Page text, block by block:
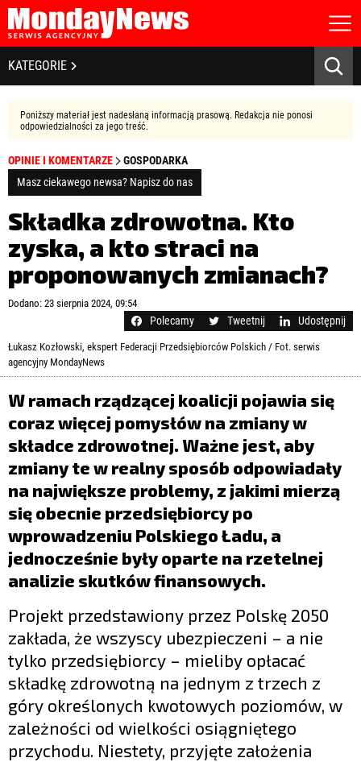
STRONA GŁÓWNA
O NAS
POLITYKA PRYWATNOŚCI
LICENCJA
KONTAKT
Zapamiętaj mnie
Zapomniałeś hasła?
zaloguj się
KATEGORIE
BIZNES I GOSPODARKA
SPOŁECZEŃSTWO
EDUKACJA
MEDIA
ZDROWIE I URODA
LIFESTYLE
OPINIE I KOMENTARZE
Poniższy materiał jest nadesłaną informacją prasową. Redakcja nie ponosi
odpowiedzialności za jego treść.
OPINIE I KOMENTARZE
GOSPODARKA
Masz ciekawego newsa? Napisz do nas
Składka zdrowotna. Kto
zyska, a kto straci na
proponowanych zmianach?
Dodano: 23 sierpnia 2024, 09:54
Polecamy Tweetnij Udostępnij
Łukasz Kozłowski, ekspert Federacji Przedsiębiorców Polskich / Fot. serwis
agencyjny MondayNews
W ramach rządzącej koalicji pojawia się
coraz więcej pomysłów na zmiany w
składce zdrowotnej. Ważne jest, aby
zmiany te w realny sposób odpowiadały
na największe problemy, z jakimi mierzą
się obecnie przedsiębiorcy po
wprowadzeniu Polskiego Ładu, a
jednocześnie były oparte na rzetelnej
analizie skutków finansowych.
Projekt przedstawiony przez Polskę 2050
zakłada, że wszyscy ubezpieczeni – a nie
tylko przedsiębiorcy – mieliby opłacać
składkę zdrowotną na jednym z trzech z
góry określonych kwotowych poziomów, w
zależności od wielkości osiągniętego
przychodu. Niestety, przyjęte założenia